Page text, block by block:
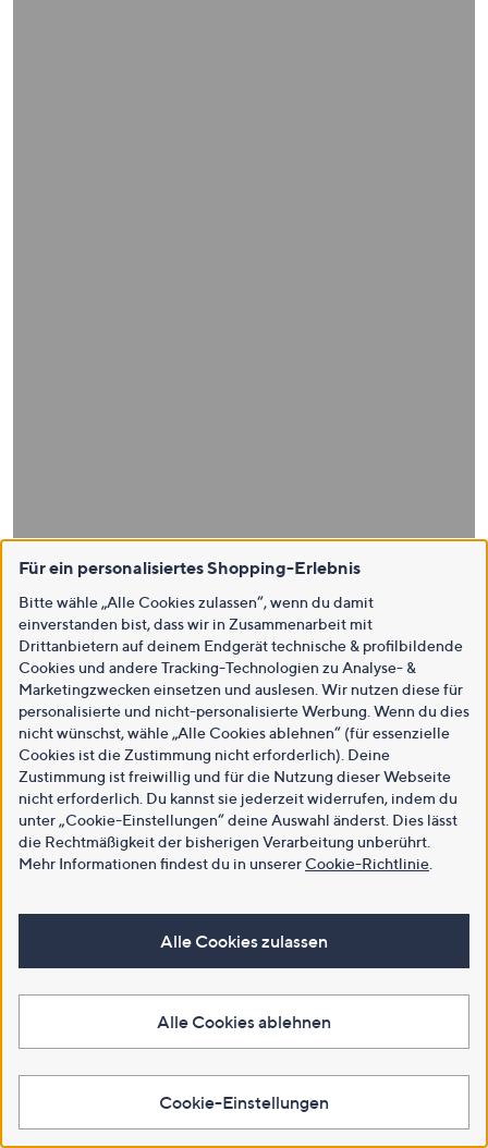
Für ein personalisiertes Shopping-Erlebnis
Bitte wähle „Alle Cookies zulassen“, wenn du damit
einverstanden bist, dass wir in Zusammenarbeit mit
Drittanbietern auf deinem Endgerät technische & profilbildende
Cookies und andere Tracking-Technologien zu Analyse- &
Marketingzwecken einsetzen und auslesen. Wir nutzen diese für
personalisierte und nicht-personalisierte Werbung. Wenn du dies
nicht wünschst, wähle „Alle Cookies ablehnen“ (für essenzielle
Cookies ist die Zustimmung nicht erforderlich). Deine
Zustimmung ist freiwillig und für die Nutzung dieser Webseite
nicht erforderlich. Du kannst sie jederzeit widerrufen, indem du
unter „Cookie-Einstellungen“ deine Auswahl änderst. Dies lässt
die Rechtmäßigkeit der bisherigen Verarbeitung unberührt.
Mehr Informationen findest du in unsererCookie-Richtlinie
Alle Cookies zulassen
Alle Cookies ablehnen
Cookie-Einstellungen